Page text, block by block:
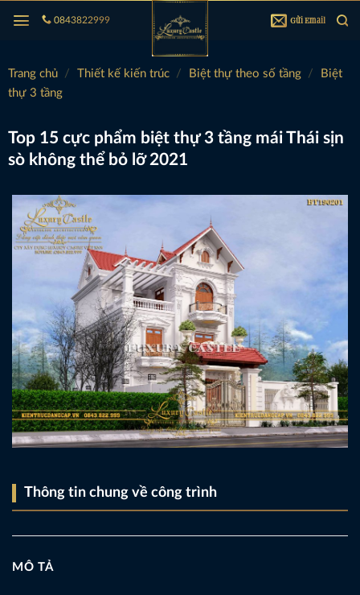
qua
dung
0843822999 Gửi Email
Trang chủ / Thiết kế kiến trúc / Biệt thự theo số tầng /
Biệt
thự 3 tầng
Top 15 cực phẩm biệt thự 3 tầng mái Thái sịn
sò không thể bỏ lỡ 2021
Thông tin chung về công trình
MÔ TẢ